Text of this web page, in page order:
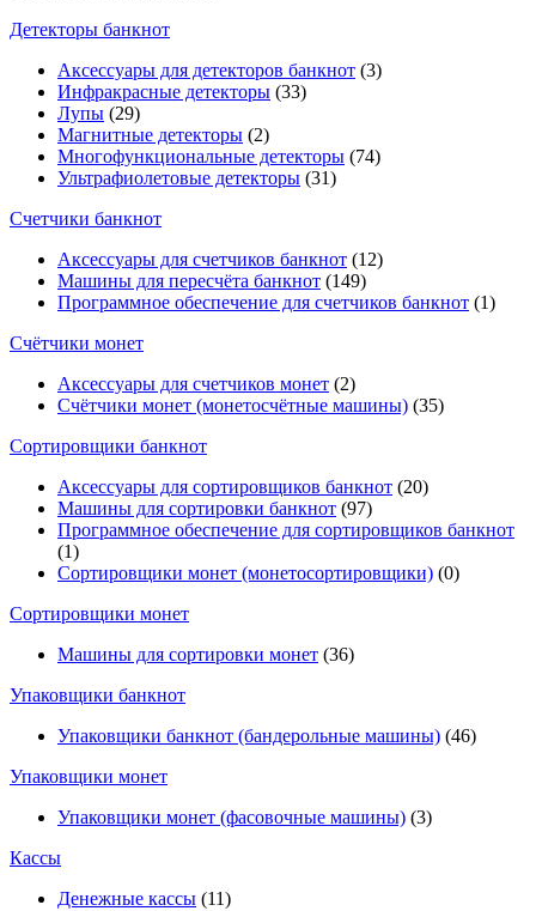
Детекторы банкнот
Аксессуары для детекторов банкнот (3)
Инфракрасные детекторы (33)
Лупы (29)
Магнитные детекторы (2)
Многофункциональные детекторы (74)
Ультрафиолетовые детекторы (31)
Счетчики банкнот
Аксессуары для счетчиков банкнот (12)
Машины для пересчёта банкнот (149)
Программное обеспечение для счетчиков банкнот (1)
Счётчики монет
Аксессуары для счетчиков монет (2)
Счётчики монет (монетосчётные машины) (35)
Cортировщики банкнот
Аксессуары для сортировщиков банкнот (20)
Машины для сортировки банкнот (97)
Программное обеспечение для сортировщиков банкнот
(1)
Сортировщики монет (монетосортировщики) (0)
Сортировщики монет
Машины для сортировки монет (36)
Упаковщики банкнот
Упаковщики банкнот (бандерольные машины) (46)
Упаковщики монет
Упаковщики монет (фасовочные машины) (3)
Кассы
Денежные кассы (11)